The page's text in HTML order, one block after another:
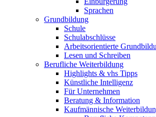
Sprachen
Grundbildung
Schule
Schulabschlüsse
Arbeitsorientierte
Lesen und Schreiben
Berufliche Weiterbildung
Highlights & vhs Tipps
Künstliche Intelligenz
Für Unternehmen
Beratung & Information
Kaufmännische